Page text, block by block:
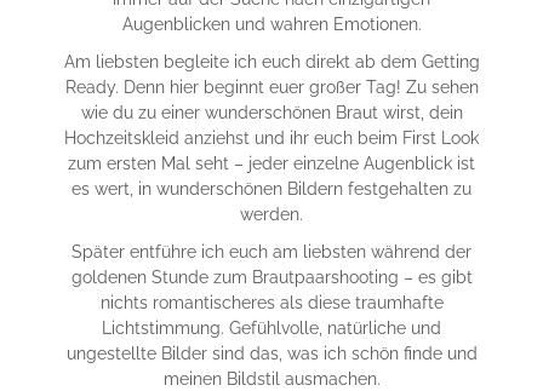
Augenblicken und wahren Emotionen.
Am liebsten begleite ich euch direkt ab dem Getting
Ready. Denn hier beginnt euer großer Tag! Zu sehen
wie du zu einer wunderschönen Braut wirst, dein
Hochzeitskleid anziehst und ihr euch beim First Look
zum ersten Mal seht – jeder einzelne Augenblick ist
es wert, in wunderschönen Bildern festgehalten zu
werden.
Später entführe ich euch am liebsten während der
goldenen Stunde zum Brautpaarshooting – es gibt
nichts romantischeres als diese traumhafte
Lichtstimmung. Gefühlvolle, natürliche und
ungestellte Bilder sind das, was ich schön finde und
meinen Bildstil ausmachen.